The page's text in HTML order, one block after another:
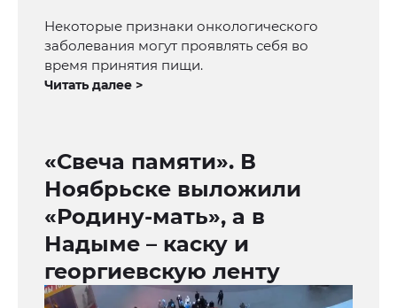
Некоторые признаки онкологического
заболевания могут проявлять себя во
время принятия пищи.
Читать далее >
«Свеча памяти». В
Ноябрьске выложили
«Родину-мать», а в
Надыме – каску и
георгиевскую ленту